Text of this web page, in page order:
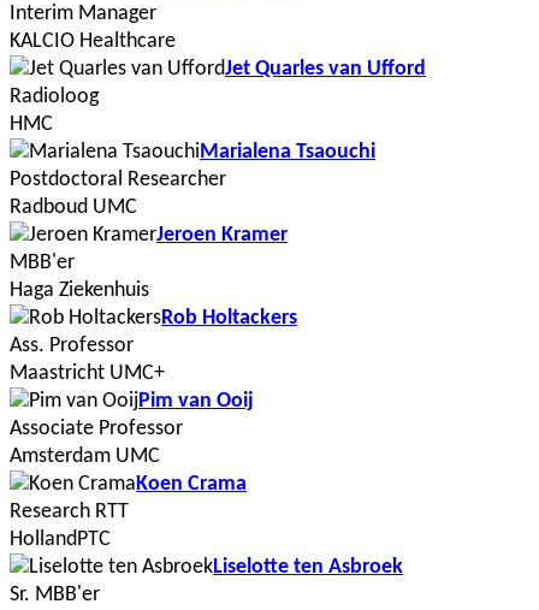
Interim Manager
KALCIO Healthcare
Jet Quarles van Ufford
Radioloog
HMC
Marialena Tsaouchi
Postdoctoral Researcher
Radboud UMC
Jeroen Kramer
MBB'er
Haga Ziekenhuis
Rob Holtackers
Ass. Professor
Maastricht UMC+
Pim van Ooij
Associate Professor
Amsterdam UMC
Koen Crama
Research RTT
HollandPTC
Liselotte ten Asbroek
Sr. MBB'er